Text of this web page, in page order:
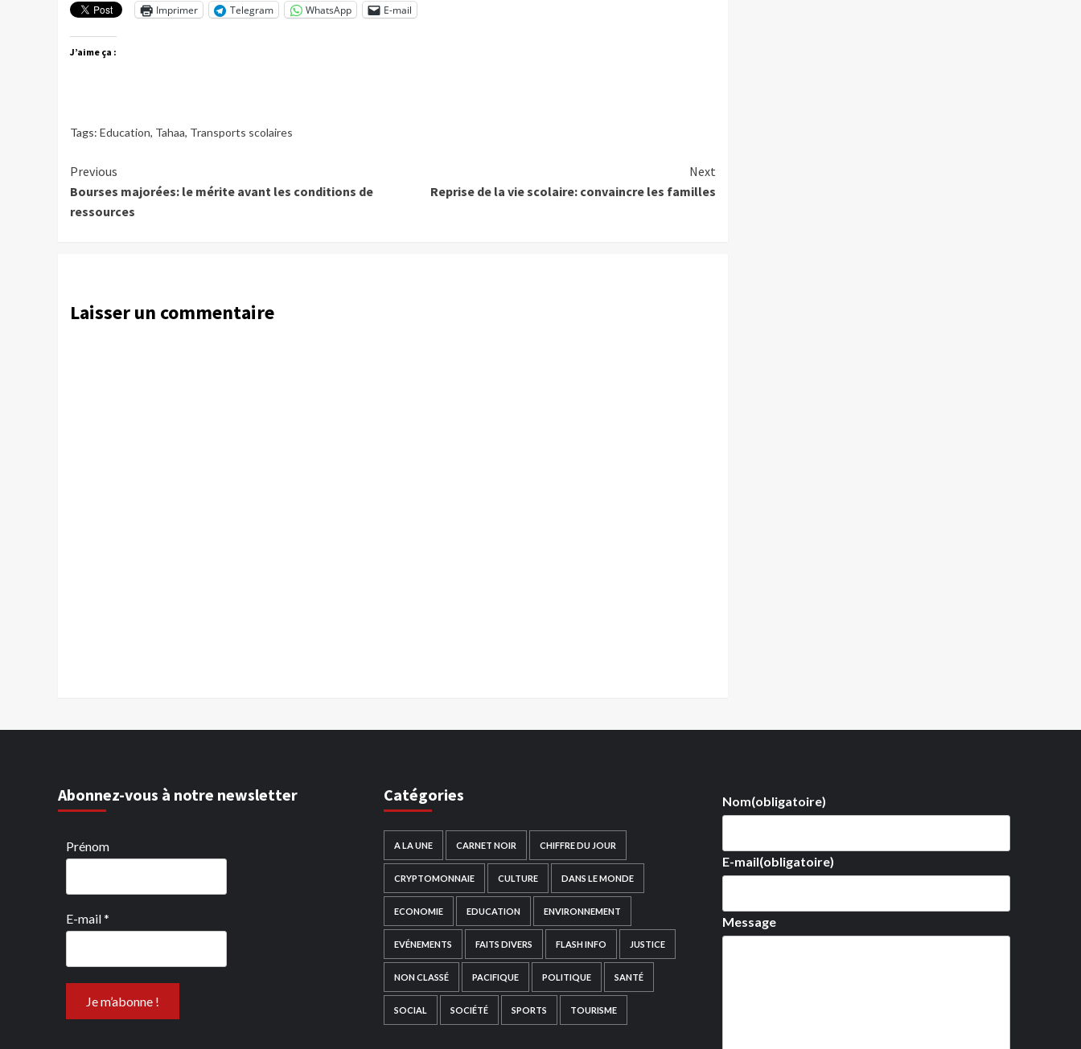
Imprimer Telegram WhatsApp E-mail
J’aime ça :
Tags: Education, Tahaa, Transports scolaires
Continue
Reading
Previous
Bourses majorées: le mérite avant les conditions de
ressources
Next
Reprise de la vie scolaire: convaincre les familles
Laisser un commentaire
Abonnez-vous à notre newsletter
Prénom
E-mail*
Catégories
A LA UNE CARNET NOIR CHIFFRE DU JOUR
CRYPTOMONNAIE CULTURE DANS LE MONDE
ECONOMIE EDUCATION ENVIRONNEMENT
EVÉNEMENTS FAITS DIVERS FLASH INFO JUSTICE
NON CLASSÉ PACIFIQUE POLITIQUE SANTÉ
SOCIAL SOCIÉTÉ SPORTS TOURISME
Nom(obligatoire)
E-mail(obligatoire)
Message